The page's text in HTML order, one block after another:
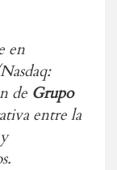
en
de Grupo
entre la